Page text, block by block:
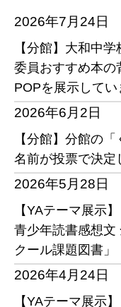
2026年7月24日
【分館】大和中
委員おすすめ本の
POPを展示してい
2026年6月2日
【分館】分館の
名前が投票で決定
2026年5月28日
【YAテーマ展示
青少年読書感想文
クール課題図書」
2026年4月24日
【YAテーマ展示